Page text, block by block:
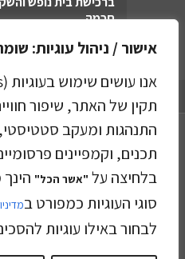
אישור / ניהול עוגיות:
תקין של האתר, שיפור
התנהגות ומעקב
תכנים, וקמפיינים
בלחיצה על "אשר הכל"
סוגי העוגיות כמפורט ב
לבחור באילו עוגיות
חכמה
קפלן בוטיק
בניית אתרים -